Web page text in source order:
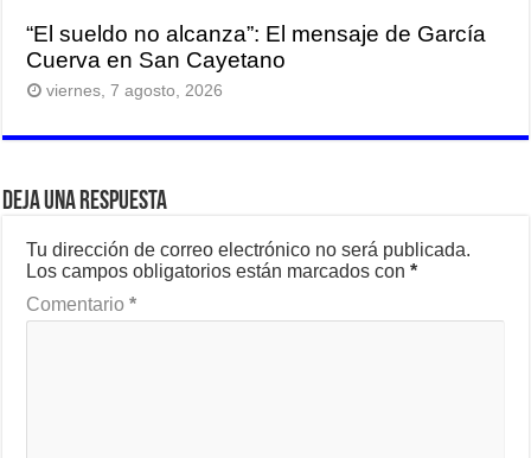
“El sueldo no alcanza”: El mensaje de García
Cuerva en San Cayetano
viernes, 7 agosto, 2026
Deja una respuesta
Tu dirección de correo electrónico no será publicada.
Los campos obligatorios están marcados con*
Comentario*